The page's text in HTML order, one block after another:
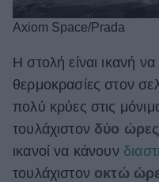
Axiom Space/Prada
Η στολή είναι ικανή να
θερμοκρασίες στον
πολύ κρύες στις
τουλάχιστον δύο ώρες
ικανοί να κάνουν
τουλάχιστον οκτώ